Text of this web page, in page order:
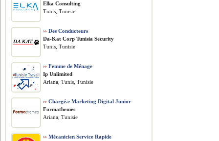
Elka Consulting
Tunis, Tunisie
›› Des Conducteurs
Da-Kat Corp Tunisia Security
Tunis, Tunisie
›› Femme de Ménage
Ip Unlimited
Ariana, Tunis, Tunisie
›› Chargé.e Marketing Digital Junior
Formathemes
Ariana, Tunisie
›› Mécanicien Service Rapide